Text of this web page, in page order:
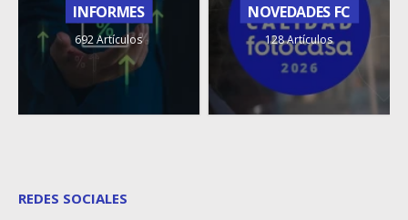
INFORMES
692 Artículos
NOVEDADES FC
128 Artículos
REDES SOCIALES